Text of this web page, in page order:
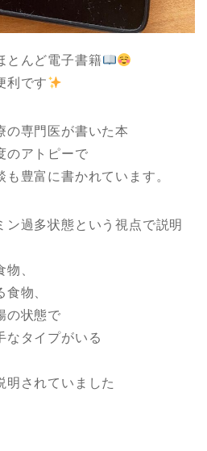
とんど電子書籍
利です
の専門医が書いた本
のアトピーで
豊富に書かれています。
ン過多状態という視点で説明
、
物、
の状態で
なタイプがいる
明されていました